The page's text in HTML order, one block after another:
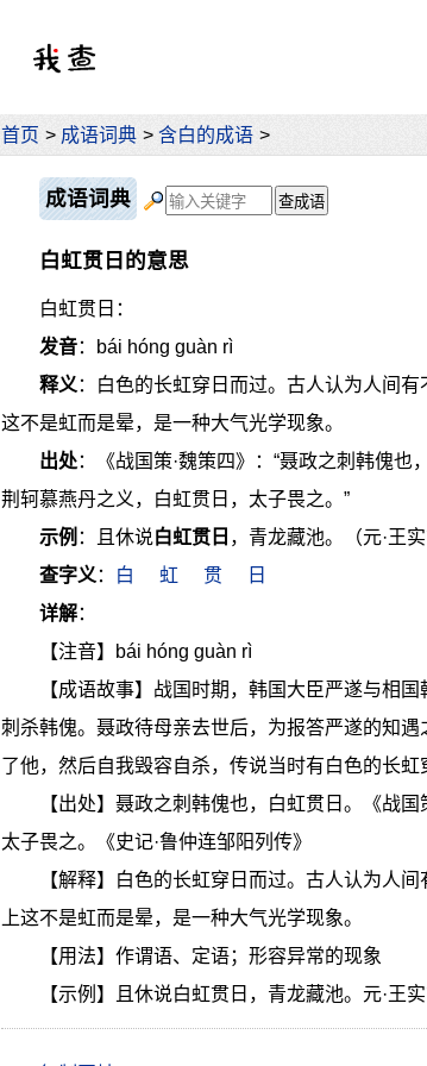
首页 > 成语词典 > 含白的成语 >
成语词典
白虹贯日的意思
白虹贯日：
发音：bái hóng guàn rì
释义：白色的长虹穿日而过。古人认为人间
这不是虹而是晕，是一种大气光学现象。
出处：《战国策·魏策四》：“聂政之刺韩傀也
荆轲慕燕丹之义，白虹贯日，太子畏之。”
示例 ：且休说白虹贯日 ，青龙藏池。（元·王
查字义： 白 虹 贯
日
详解：
【注音】bái hóng guàn rì
【成语故事】战国时期，韩国大臣严遂与相
刺杀韩傀。聂政待母亲去世后，为报答严遂的知
了他，然后自我毁容自杀，传说当时有白色的长虹
【出处】聂政之刺韩傀也，白虹贯日。《战
太子畏之。《史记·鲁仲连邹阳列传》
【解释】白色的长虹穿日而过。古人认为人
上这不是虹而是晕，是一种大气光学现象。
【用法】作谓语、定语；形容异常的现象
【示例】且休说白虹贯日，青龙藏池。元·王